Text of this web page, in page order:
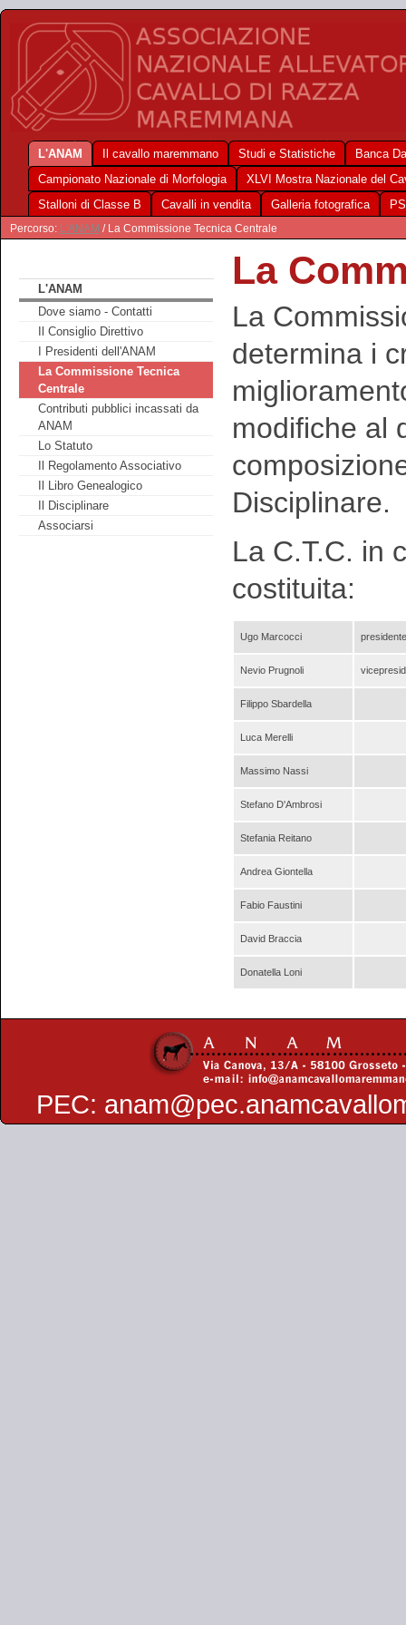
L'ANAM Il cavallo maremmano Studi e Statistiche
Banca
Campionato Nazionale di Morfologia
XLVI Mostra Nazionale del
Stalloni di Classe B
Cavalli in vendita Galleria fotografica
Percorso: L'ANAM / La Commissione Tecnica Centrale
L'ANAM
Dove siamo - Contatti
Il Consiglio Direttivo
I Presidenti dell'ANAM
La Commissione Tecnica
Centrale
Contributi pubblici incassati da
ANAM
Lo Statuto
Il Regolamento Associativo
Il Libro Genealogico
Il Disciplinare
Associarsi
La
La
determina i
modifiche al
Disciplinare.
La C.T.C. in
costituita:
Ugo Marcocci presidente
Nevio Prugnoli
Filippo Sbardella
Luca Merelli
Massimo Nassi
Stefano D'Ambrosi
Stefania Reitano
Andrea Giontella
Fabio Faustini
David Braccia
Donatella Loni
PEC: